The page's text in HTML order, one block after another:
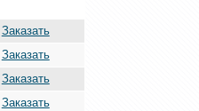
Заказать
Заказать
Заказать
Заказать